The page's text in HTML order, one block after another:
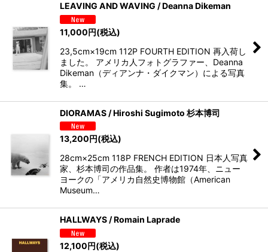
LEAVING AND WAVING / Deanna Dikeman
11,000円(税込)
23,5cm×19cm 112P FOURTH EDITION 再入荷し
ました。 アメリカ人フォトグラファー、Deanna
Dikeman（ディアンナ・ダイクマン）による写真
集。 …
DIORAMAS / Hiroshi Sugimoto 杉本博司
13,200円(税込)
28cm×25cm 118P FRENCH EDITION 日本人写真
家、杉本博司の作品集。 作者は1974年、ニュー
ヨークの「アメリカ自然史博物館（American
Museum…
HALLWAYS / Romain Laprade
12,100円(税込)